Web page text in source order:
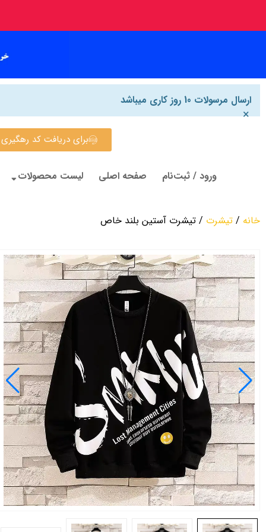
ارسال مرسولات 10 روز کاری میباشد
×
برای دریافت کد رهگیری روی
ورود / ثبت‌نام صفحه اصلی لیست محصولات
خانه / تیشرت / تیشرت آستین بلند خاص